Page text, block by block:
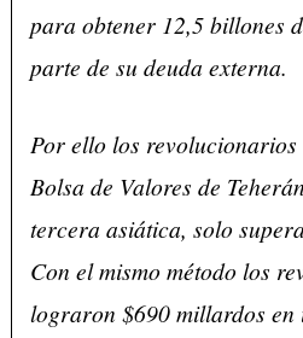
para obtener 12,5 billones
parte de su deuda externa.
Por ello los
Bolsa de Valores de
tercera asiática, solo
Con el mismo método los
lograron $690 millardos en